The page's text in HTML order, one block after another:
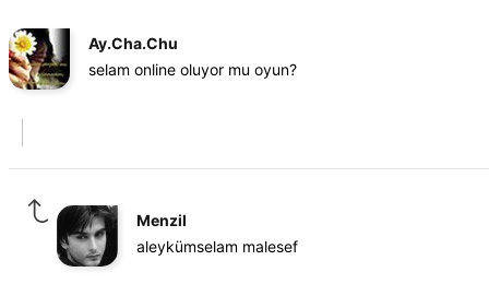
Ay.Cha.Chu
selam online oluyor mu oyun?
Menzil
aleykümselam malesef